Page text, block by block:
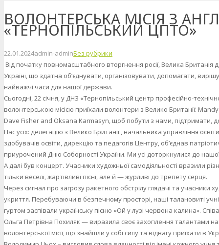
ВОЛОНТЕРСЬКА МІСІЯ З
«ТЕРНОПІЛЬСЬКИЙ ЦПТО»
22.01.2024admin-adminБез рубрики
Від початку повномасштабного вторгнення росії, Велика Британія
Україні, що здатна об’єднувати, організовувати, допомагати,
найважчі часи для нашої держави.
Сьогодні, 22 січня, у ДНЗ «Тернопільський центр професійно-
волонтерською місією приїхали волонтери з Велико Британії:
Dave Fisher and Oksana Karmasyn, щоб побути з нами, підтримати,
Нас усіх: делегацію з Велико Британії:, начальника управління
здобувачів освіти, дирекцію та педагогів Центру, об’єднав
приурочений Дню Соборності України. Ми усі доторкнулися до нашої
А далі був концерт. Учасники художньої самодіяльності вразили
тільки веселі, жартівливі пісні, але й — журливі до трепету серця.
Через сигнал про загрозу ракетного обстрілу глядачі та учасники
укриття. Перебуваючи в безпечному просторі, наші талановиті
гуртом заспівали українську пісню «Ой у лузі червона калина».
Ольга Петрівна Похиляк — виразила своє захоплення талантами
волонтерської місії, що знайшли у собі силу та відвагу приїхати в